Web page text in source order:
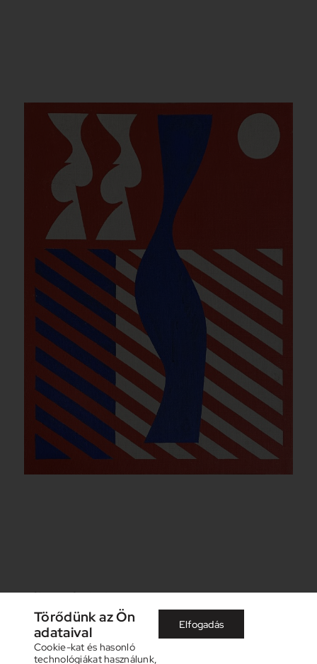
Kék torzó, 1978
Törődünk az Ön
adataival
Cookie-kat és hasonló
technológiákat használunk,
Elfogadás